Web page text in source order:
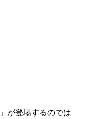
が登場するのでは